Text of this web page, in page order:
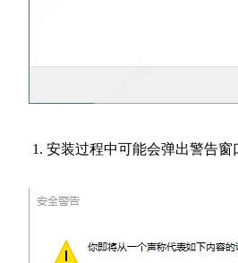
安装过程中可能会弹出警告窗